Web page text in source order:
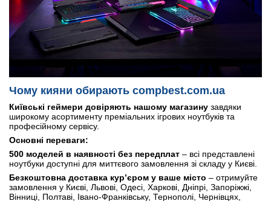
Чому кияни обирають compbest.com.ua
Київські геймери довіряють нашому магазину завдяки
широкому асортименту преміальних ігрових ноутбуків та
професійному сервісу.
Основні переваги:
500 моделей в наявності без передплат – всі представлені
ноутбуки доступні для миттєвого замовлення зі складу у Києві.
Безкоштовна доставка кур’єром у ваше місто – отримуйте
замовлення у Києві, Львові, Одесі, Харкові, Дніпрі, Запоріжжі,
Вінниці, Полтаві, Івано-Франківську, Тернополі, Чернівцях,